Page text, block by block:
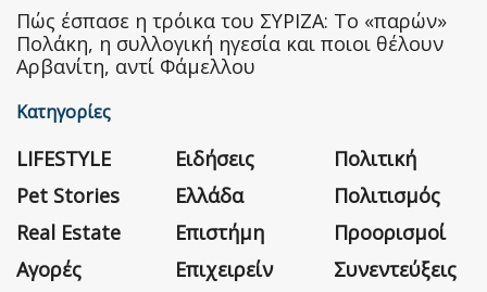
Πώς έσπασε η τρόικα του ΣΥΡΙΖΑ: Το «παρών»
Πολάκη, η συλλογική ηγεσία και ποιοι θέλουν
Αρβανίτη, αντί Φάμελλου
Κατηγορίες
LIFESTYLE
Pet Stories
Real Estate
Αγορές
Ειδήσεις
Ελλάδα
Επιστήμη
Επιχειρείν
Πολιτική
Πολιτισμός
Προορισμοί
Συνεντεύξεις